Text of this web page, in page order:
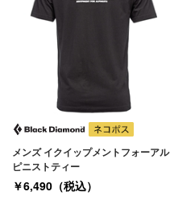
メンズ イクイップメントフォーアル
ピニストティー
￥6,490（税込）